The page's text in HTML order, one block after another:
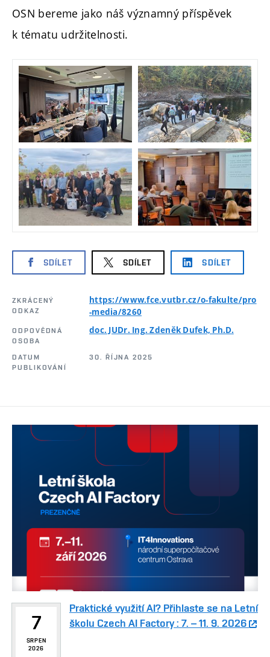
OSN bereme jako náš významný příspěvek
k tématu udržitelnosti.
SDÍLET SDÍLET SDÍLET
ZKRÁCENÝ
ODKAZ
https://www.fce.vutbr.cz/o-fakulte/pro
-media/8260
ODPOVĚDNÁ
OSOBA
doc. JUDr. Ing. Zdeněk Dufek, Ph.D.
DATUM
PUBLIKOVÁNÍ
30. ŘÍJNA 2025
7
SRPEN
2026
Praktické využití AI? Přihlaste se na Letní
školu Czech AI Factory : 7. – 11. 9. 2026